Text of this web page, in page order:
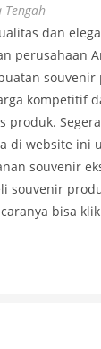
Tengah
dan
perusahaan
souvenir
kompetitif
produk.
di website ini
souvenir
souvenir
bisa